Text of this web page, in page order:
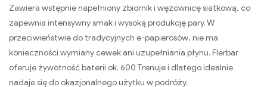
Zawiera wstępnie napełniony zbiornik i wężownicę siatkową, co
zapewnia intensywny smak i wysoką produkcję pary. W
przeciwieństwie do tradycyjnych e-papierosów, nie ma
konieczności wymiany cewek ani uzupełniania płynu. Flerbar
oferuje żywotność baterii ok. 600 Trenuje i dlatego idealnie
nadaje się do okazjonalnego użytku w podróży.